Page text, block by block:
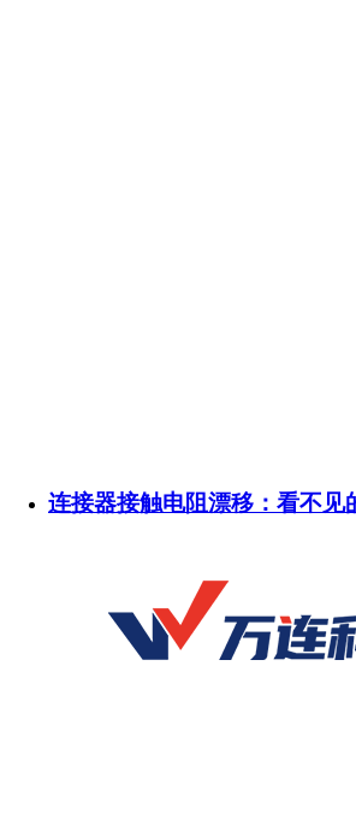
连接器接触电阻漂移：看不见